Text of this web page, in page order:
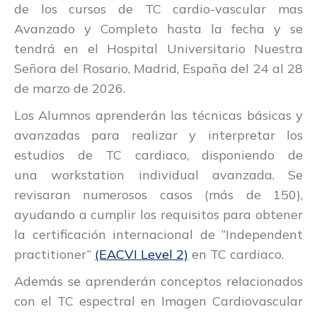
de los cursos de TC cardio-vascular mas
Avanzado y Completo hasta la fecha y se
tendrá en el Hospital Universitario Nuestra
Señora del Rosario, Madrid, España del 24 al 28
de marzo de 2026.
Los Alumnos aprenderán las técnicas básicas y
avanzadas para realizar y interpretar los
estudios de TC cardiaco, disponiendo de
unaworkstation individual avanzada. Se
revisaran numerosos casos (más de 150),
ayudando a cumplir los requisitos para obtener
la certificación internacional de “Independent
practitioner” (EACVI Level 2) en TC cardiaco.
Además se aprenderán conceptos relacionados
con el TC espectral en Imagen Cardiovascular